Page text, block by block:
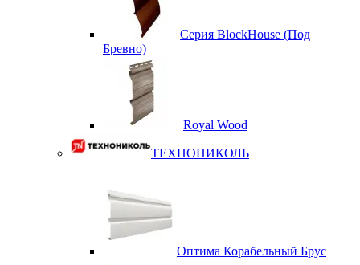
Серия BlockHouse (Под
Бревно)
Royal Wood
ТЕХНОНИКОЛЬ
Оптима Корабельный Брус